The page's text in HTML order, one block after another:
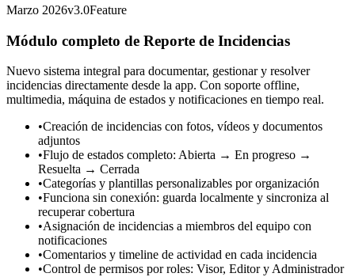
Marzo 2026v3.0Feature
Módulo completo de Reporte de Incidencias
Nuevo sistema integral para documentar, gestionar y resolver
incidencias directamente desde la app. Con soporte offline,
multimedia, máquina de estados y notificaciones en tiempo real.
•Creación de incidencias con fotos, vídeos y documentos
adjuntos
•Flujo de estados completo: Abierta → En progreso →
Resuelta → Cerrada
•Categorías y plantillas personalizables por organización
•Funciona sin conexión: guarda localmente y sincroniza al
recuperar cobertura
•Asignación de incidencias a miembros del equipo con
notificaciones
•Comentarios y timeline de actividad en cada incidencia
•Control de permisos por roles: Visor, Editor y Administrador